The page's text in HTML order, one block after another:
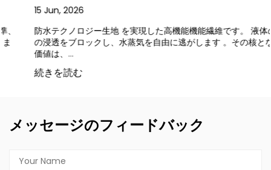
15 Jun, 2026
防水テクノロジー生地 を実現した高機能機能繊維です。 液体の水
の浸透をブロックし、水蒸気を自由に逃がします 。その核となる
価値は、...
続きを読む
メッセージのフィードバック